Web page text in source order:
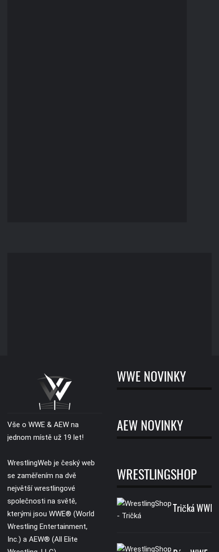
Vše o WWE & AEW na
jednom místě už 19 let!
WrestlingWeb je český web
se zaměřením na dvě
největší wrestlingové
společnosti na světě,
kterými jsou WWE® (World
Wrestling Entertainment,
Inc.) a AEW® (All Elite
WWE NOVINKY
AEW NOVINKY
WRESTLINGSHOP
Tričká WWE